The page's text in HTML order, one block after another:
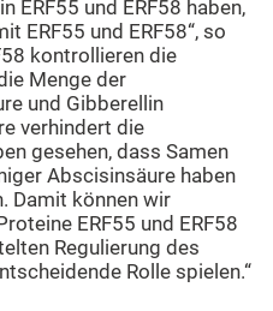
ERF55 und ERF58 haben,
ERF55 und ERF58“, so
kontrollieren die
Menge der
und Gibberellin
verhindert die
gesehen, dass Samen
Abscisinsäure haben
Damit können wir
ERF55 und ERF58
Regulierung des
Rolle spielen.“